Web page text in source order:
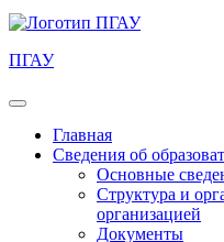
ПГАУ
Главная
Сведения об
Основные
Структура и
организацией
Документы